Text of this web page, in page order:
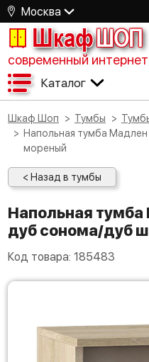
Москва
ШкафШОП
современный
Каталог
Шкаф Шоп Тумбы
Напольная тумба Мадлен в комнату дуб сонома/дуб шале
мореный
< Назад в тумбы
Напольная тумба Мадлен в комнату
дуб сонома/дуб
Код товара: 185483